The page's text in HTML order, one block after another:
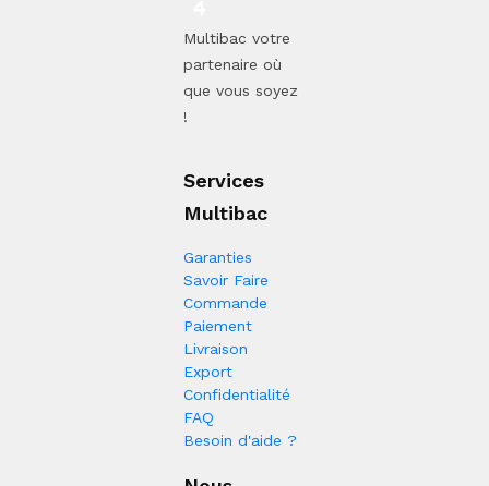
Multibac votre
partenaire où
que vous soyez
!
Services
Multibac
Garanties
Savoir Faire
Commande
Paiement
Livraison
Export
Confidentialité
FAQ
Besoin d'aide ?